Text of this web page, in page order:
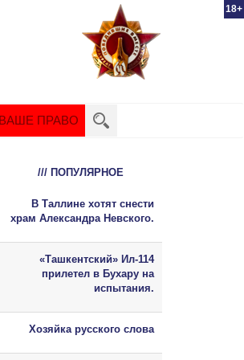
18+
ВАШЕ ПРАВО
/// ПОПУЛЯРНОЕ
В Таллине хотят снести
храм Александра Невского.
«Ташкентский» Ил-114
прилетел в Бухару на
испытания.
Хозяйка русского слова